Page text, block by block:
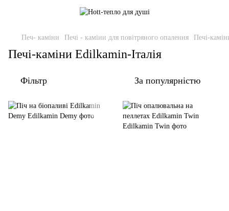
Печ- каміни Печі - каміни для повітряного опалення Печі-
Печі-каміни Edilkamin-Італія
Фільтр За популярністю